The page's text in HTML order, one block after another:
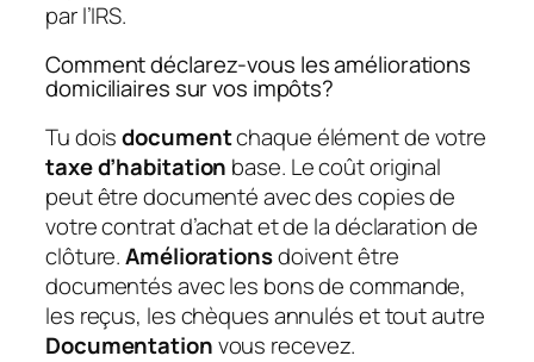
par l’IRS.
Comment déclarez-vous les améliorations
domiciliaires sur vos impôts?
Tu doisdocumentchaque élément de votre
taxe d’habitation base. Le coût original
peut être documenté avec des copies de
votre contrat d’achat et de la déclaration de
clôture.Améliorationsdoivent être
documentés avec les bons de commande,
les reçus, les chèques annulés et tout autre
Documentationvous recevez.